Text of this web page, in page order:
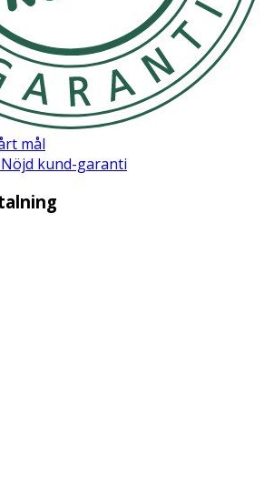
Oil, Hydroxyethylcellulose,
Cocamidopropyl Betaine, Tocopherol,
Sodium Methylparaben, Aloe
Diglicunate. Cetylpyridinium
Limonene.
mål
kund-garanti